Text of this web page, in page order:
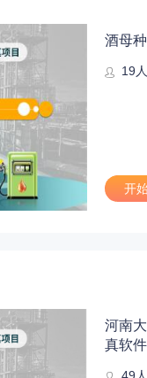
酒母
19
开
河南
真软件